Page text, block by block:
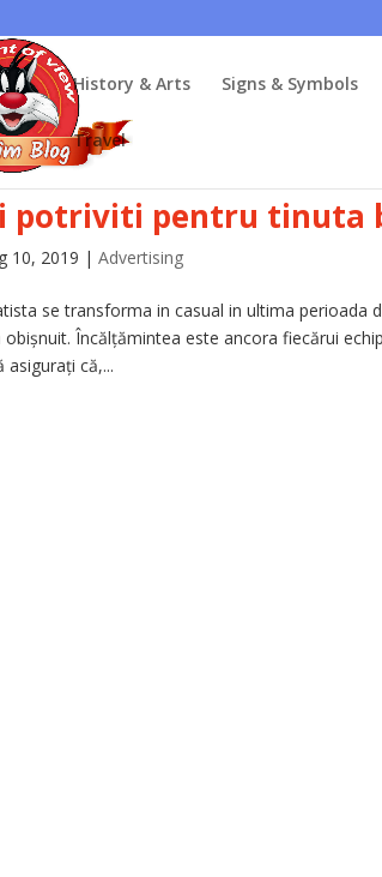
History & Arts Signs & Symbols
Travel
potriviti pentru tinuta
10, 2019 |Advertising
se transforma in casual in ultima perioada
Încălțămintea este ancora fiecărui
asigurați că,...